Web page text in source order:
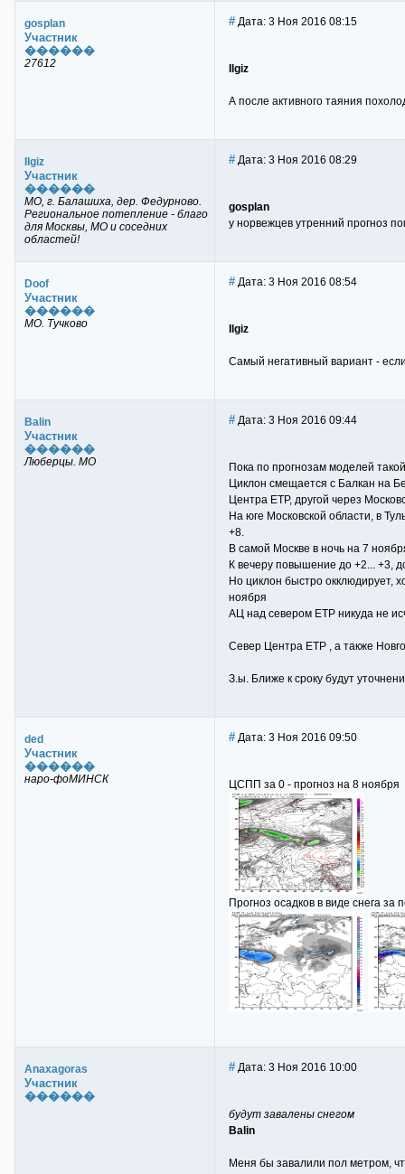
gosplan
Участник
������
27612
# Дата: 3 Ноя 2016 08:15
Ilgiz
А после активного таяния
Ilgiz
Участник
������
МО, г. Балашиха, дер. Федурново.
Региональное потепление - благо
для Москвы, МО и соседних
областей!
# Дата: 3 Ноя 2016 08:29
gosplan
у норвежцев утренний прогноз
Doof
Участник
������
МО. Тучково
# Дата: 3 Ноя 2016 08:54
Ilgiz
Самый негативный вариант -
Balin
Участник
������
Люберцы. МО
# Дата: 3 Ноя 2016 09:44
Пока по прогнозам моделей
Циклон смещается с Балкан на
Центра ЕТР, другой через
На юге Московской области, в
+8.
В самой Москве в ночь на 7
К вечеру повышение до +2... +3,
Но циклон быстро окклюдирует,
ноября
АЦ над севером ЕТР никуда не
Север Центра ЕТР , а также
З.ы. Ближе к сроку будут
ded
Участник
������
наро-фоМИНСК
# Дата: 3 Ноя 2016 09:50
ЦСПП за 0 - прогноз на 8 ноября
Прогноз осадков в виде снега
Anaxagoras
Участник
������
# Дата: 3 Ноя 2016 10:00
будут завалены снегом
Balin
Меня бы завалили пол метром,